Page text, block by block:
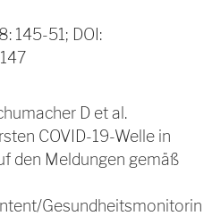
145-51; DOI:
D et al.
COVID-19-Welle in
den Meldungen gemäß
Gesundheitsmonitorin